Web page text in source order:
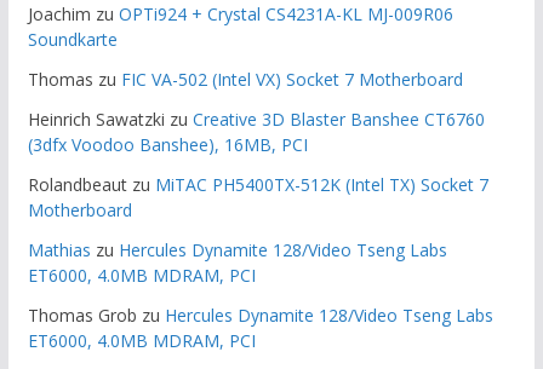
Joachim zu OPTi924 + Crystal CS4231A-KL MJ-009R06
Soundkarte
Thomas zu FIC VA-502 (Intel VX) Socket 7 Motherboard
Heinrich Sawatzki zu Creative 3D Blaster Banshee CT6760
(3dfx Voodoo Banshee), 16MB, PCI
Rolandbeautzu MiTAC PH5400TX-512K (Intel TX) Socket 7
Motherboard
Mathias zu Hercules Dynamite 128/Video Tseng Labs
ET6000, 4.0MB MDRAM, PCI
Thomas Grob zu Hercules Dynamite 128/Video Tseng Labs
ET6000, 4.0MB MDRAM, PCI